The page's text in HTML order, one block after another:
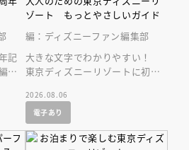
記
集
ゾート もっとやさしいガイド
編：ディズニーファン編集部
大きな文字でわかりやすい！
東京ディズニーリゾートに初め
人へ贈る、やさしいガイドブッ
ク。
2026.08.06
電子あり